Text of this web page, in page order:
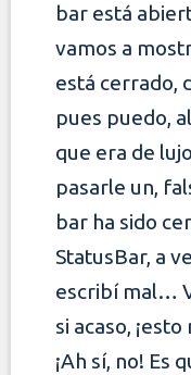
bar está
vamos a
está cerrado,
pues puedo,
que era de
pasarle un,
bar ha sido
StatusBar, a
escribí mal…
si acaso,
¡Ah sí, no! Es